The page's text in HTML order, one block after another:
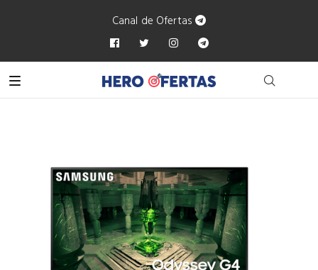
Canal de Ofertas